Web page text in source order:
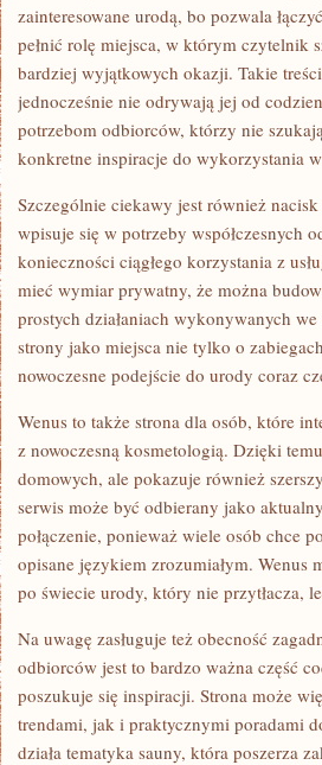
zainteresowane urodą, bo pozwala
pełnić rolę miejsca, w którym czytelnik
bardziej wyjątkowych okazji. Takie
jednocześnie nie odrywają jej od
potrzebom odbiorców, którzy nie
konkretne inspiracje do wykorzystania
Szczególnie ciekawy jest również
wpisuje się w potrzeby współczesnych
konieczności ciągłego korzystania z
mieć wymiar prywatny, że można
prostych działaniach wykonywanych
strony jako miejsca nie tylko o
nowoczesne podejście do urody coraz
Wenus to także strona dla osób, które
z nowoczesną kosmetologią. Dzięki
domowych, ale pokazuje również
serwis może być odbierany jako
połączenie, ponieważ wiele osób chce
opisane językiem zrozumiałym. Wenus
po świecie urody, który nie przytłacza,
Na uwagę zasługuje też obecność
odbiorców jest to bardzo ważna część
poszukuje się inspiracji. Strona może
trendami, jak i praktycznymi poradami
działa tematyka sauny, która poszerza